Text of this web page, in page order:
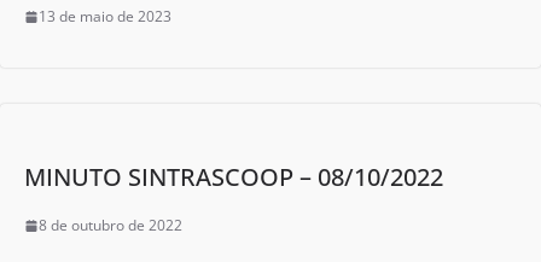
13 de maio de 2023
MINUTO SINTRASCOOP – 08/10/2022
8 de outubro de 2022